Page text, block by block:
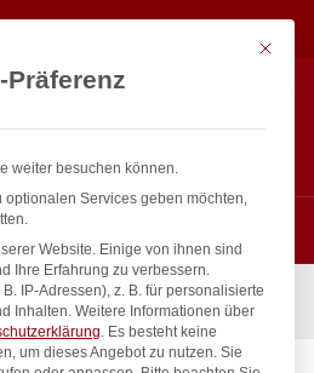
In den Warenkorb
Mit
weiter besuchen können.
Services geben möchten,
Website. Einige von ihnen sind
Ihre Erfahrung zu verbessern.
IP-Adressen), z. B. für personalisierte
Inhalten. Weitere Informationen über
. Es besteht keine
um dieses Angebot zu nutzen. Sie